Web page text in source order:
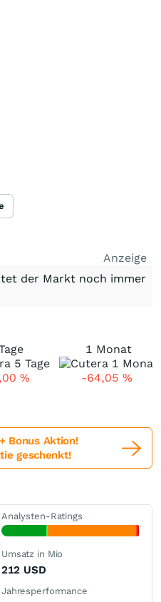
Anzeige
der Markt noch immer
%
1 Monat
-64,05 %
Bonus Aktion!
geschenkt!
Analysten-Ratings
Umsatz in Mio
212 USD
Jahresperformance